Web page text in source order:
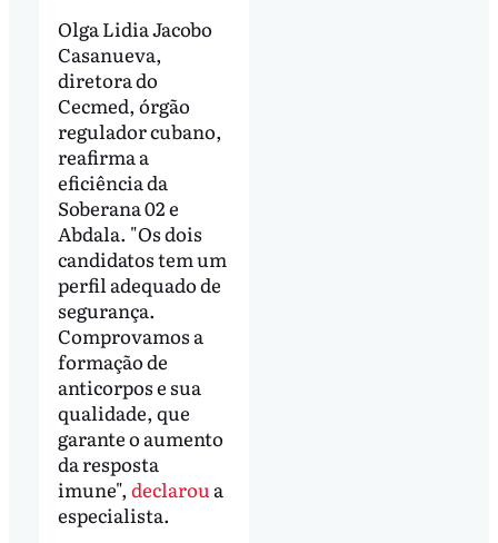
Olga Lidia Jacobo
Casanueva,
diretora do
Cecmed, órgão
regulador cubano,
reafirma a
eficiência da
Soberana 02 e
Abdala. "Os dois
candidatos tem um
perfil adequado de
segurança.
Comprovamos a
formação de
anticorpos e sua
qualidade, que
garante o aumento
da resposta
imune", declarou a
especialista.